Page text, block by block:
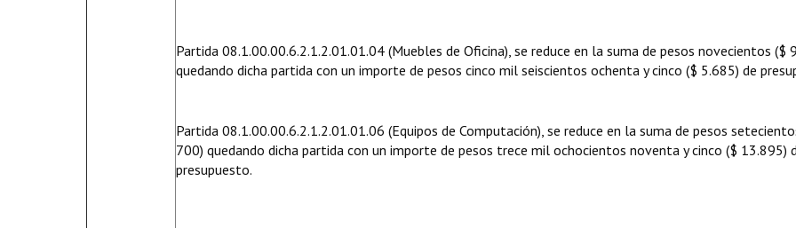
Partida 08.1.00.00.6.2.1.2.01.01.04 (Muebles de Oficina), se reduce en la suma de pesos novecientos ($
quedando dicha partida con un importe de pesos cinco mil seiscientos ochenta y cinco ($ 5.685) de
Partida 08.1.00.00.6.2.1.2.01.01.06 (Equipos de Computación), se reduce en la suma de pesos
700) quedando dicha partida con un importe de pesos trece mil ochocientos noventa y cinco ($ 13.895)
presupuesto.